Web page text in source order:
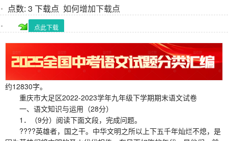
点数: 3 下载点 如何增加下载点
点此下载
约12830字。
重庆市大足区2022-2023学年九年级下学期期末语文试卷
一、语文知识与运用（28分）
1．（9分）阅读下面文段，完成问题。
????英雄者，国之干。中华文明之所以上下五千年灿烂不熄，是